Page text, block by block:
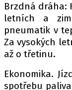
Brzdná dráha:
letních a
pneumatik v
Za vysokých
až o třetinu.
Ekonomika.
spotřebu